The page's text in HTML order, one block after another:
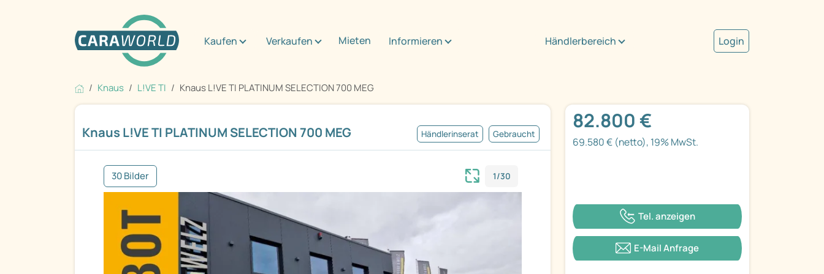
Kaufen Verkaufen Mieten Informieren Händlerbereich Login
Knaus L!VE TI Knaus L!VE TI PLATINUM SELECTION 700 MEG
Knaus L!VE TI PLATINUM SELECTION 700 MEG Händlerinserat Gebraucht
30 Bilder 1/30
82.800 €
69.580 € (netto), 19% MwSt.
Tel. anzeigen
E-Mail Anfrage